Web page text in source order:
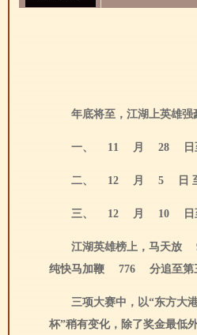
年底将至，江湖上英雄强
一、 11 月 28
二、 12 月 5 日
三、 12 月 10
江湖英雄榜上，马天放
纯快马加鞭
776 分追至第
三项大赛中，以“东方大
杯”稍有变化，除了奖金最低